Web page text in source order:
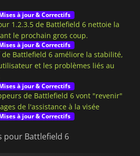
à jour & Correctifs
1.2.3.5 de Battlefield 6 nettoie la
le prochain gros coup.
à jour & Correctifs
de Battlefield 6 améliore la stabilité,
et les problèmes liés au
à jour & Correctifs
de Battlefield 6 vont "revenir"
de l'assistance à la visée
à jour & Correctifs
pour Battlefield 6